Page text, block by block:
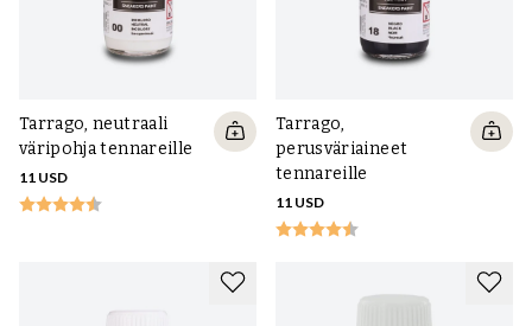
Tarrago, neutraali
väripohja tennareille
11 USD
Tarrago,
perusväriaineet
tennareille
11 USD